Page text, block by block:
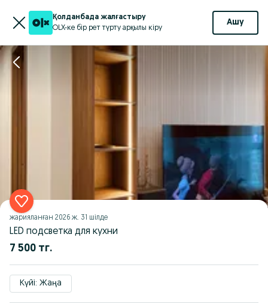
Қолданбада жалғастыру
OLX-ке бір рет түрту арқылы кіру
Ашу
жарияланған 2026 ж. 31 шілде
LED подсветка для кухни
7 500 тг.
Күйі: Жаңа